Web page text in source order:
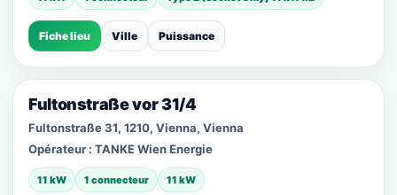
Fiche lieu Ville Puissance
Fultonstraße vor 31/4
Fultonstraße 31, 1210, Vienna, Vienna
Opérateur : TANKE Wien Energie
11 kW 1 connecteur 11 kW